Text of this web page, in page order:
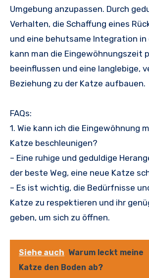
Umgebung anzupassen. Durch
Verhalten, die Schaffung eines
und eine behutsame Integration in
kann man die Eingewöhnungszeit
beeinflussen und eine langlebige,
Beziehung zu der Katze aufbauen.
FAQs:
1. Wie kann ich die Eingewöhnung
Katze beschleunigen?
– Eine ruhige und geduldige
der beste Weg, eine neue Katze
– Es ist wichtig, die Bedürfnisse
Katze zu respektieren und ihr
geben, um sich zu öffnen.
Siehe auch Warum leckt meine
Katze den Boden ab?